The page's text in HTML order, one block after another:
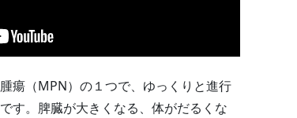
瘍（MPN）の１つで、ゆっくりと進行
す。脾臓が大きくなる、体がだるくな